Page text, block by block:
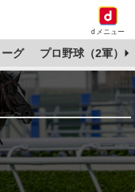
dメニュー
グ プロ野球（2軍）